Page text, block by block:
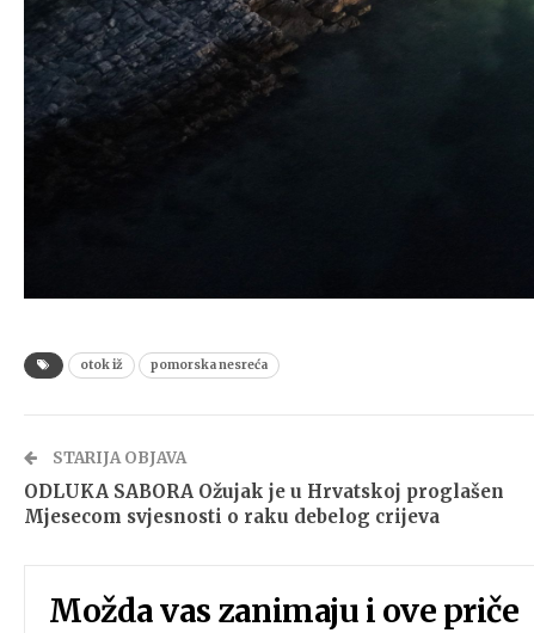
otok iž pomorska nesreća
STARIJA OBJAVA
ODLUKA SABORA Ožujak je u Hrvatskoj proglašen
Mjesecom svjesnosti o raku debelog crijeva
Možda vas zanimaju i ove priče